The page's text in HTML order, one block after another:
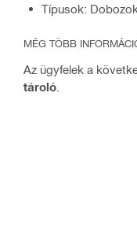
Típusok:
MÉG TÖBB
Az ügyfelek a
tároló